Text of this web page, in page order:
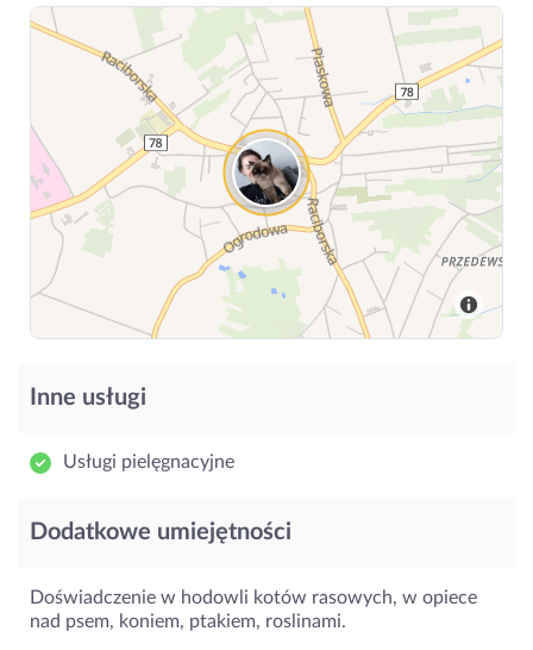
Inne usługi
Usługi pielęgnacyjne
Dodatkowe umiejętności
Doświadczenie w hodowli kotów rasowych, w opiece
nad psem, koniem, ptakiem, roslinami.